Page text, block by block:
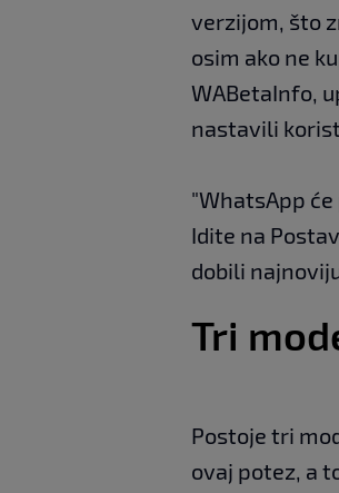
verzijom, što
osim ako ne
WABetaInfo,
nastavili
"WhatsApp
Idite na
dobili
Tri
Postoje tri
ovaj potez, a